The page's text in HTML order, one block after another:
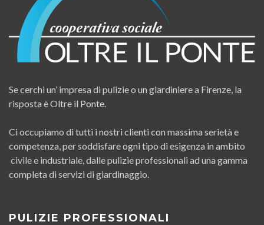
Se cerchi un’ impresa di pulizie o un giardiniere a Firenze, la
risposta è Oltre il Ponte.
Ci occupiamo di tutti i nostri clienti con massima serietà e
competenza, per soddisfare ogni tipo di esigenza in ambito
civile e industriale, dalle pulizie professionali ad una gamma
completa di servizi di giardinaggio.
PULIZIE PROFESSIONALI